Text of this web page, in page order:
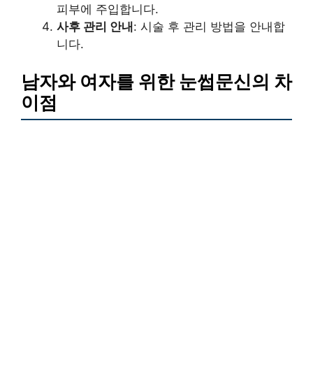
피부에 주입합니다.
사후 관리 안내 : 시술 후 관리 방법을 안내합
니다.
남자와 여자를 위한 눈썹문신의 차
이점